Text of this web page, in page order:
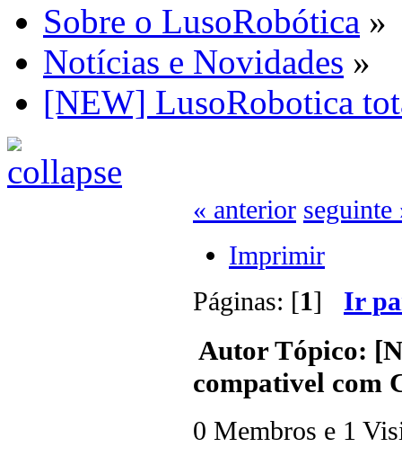
Sobre o LusoRobótica »
Notícias e Novidades »
[NEW] LusoRobotica
« anterior seguinte
Imprimir
Páginas: [1] Ir
AutorTópico:
compativel com
0 Membros e 1